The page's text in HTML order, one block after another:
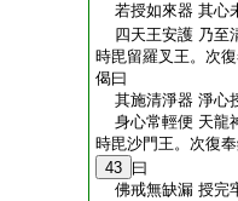
若授如來器 其心
四天王安護 乃至
時毘留羅叉王。次
偈曰
其施清淨器 淨心
身心常輕便 天龍
時毘沙門王。次復
43 曰
佛戒無缺漏 授完